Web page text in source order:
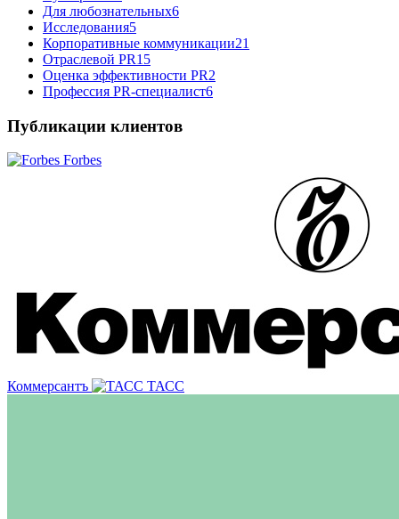
Для любознательных6
Исследования5
Корпоративные коммуникации21
Отраслевой PR15
Оценка эффективности PR2
Профессия PR-специалист6
Публикации клиентов
Forbes
Коммерсантъ ТАСС